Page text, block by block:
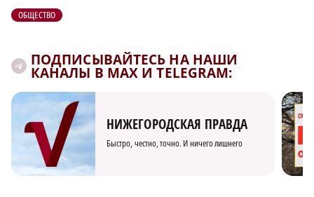
ОБЩЕСТВО
ПОДПИСЫВАЙТЕСЬ НА НАШИ
КАНАЛЫ В MAX И TELEGRAM:
НИЖЕГОРОДСКАЯ ПРАВДА
Быстро, честно, точно. И ничего лишнего